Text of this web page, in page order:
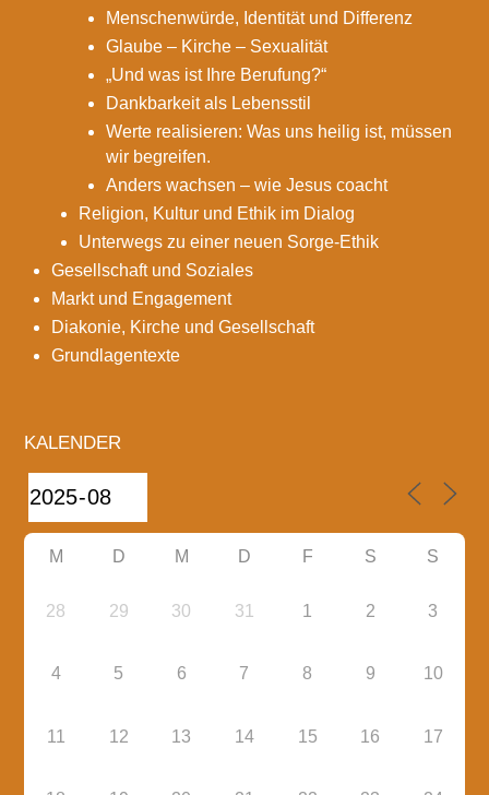
Menschenwürde, Identität und Differenz
Glaube – Kirche – Sexualität
„Und was ist Ihre Berufung?“
Dankbarkeit als Lebensstil
Werte realisieren: Was uns heilig ist, müssen
wir begreifen.
Anders wachsen – wie Jesus coacht
Religion, Kultur und Ethik im Dialog
Unterwegs zu einer neuen Sorge-Ethik
Gesellschaft und Soziales
Markt und Engagement
Diakonie, Kirche und Gesellschaft
Grundlagentexte
KALENDER
M D M D F S S
28 29 30 31 1 2 3
4 5 6 7 8 9 10
11 12 13 14 15 16 17